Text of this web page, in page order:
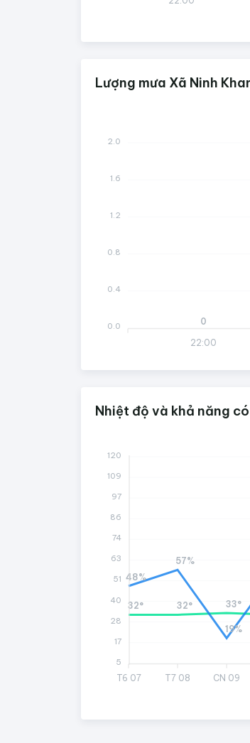
Lượng mưa Xã Ninh
22:00
0
2.0
1.6
1.2
0.8
0.4
0.0
Nhiệt độ và khả năng
T6 07 T7 08 CN 09
32° 32° 33°
48%
57%
19%
120
109
97
86
74
63
51
40
28
17
5